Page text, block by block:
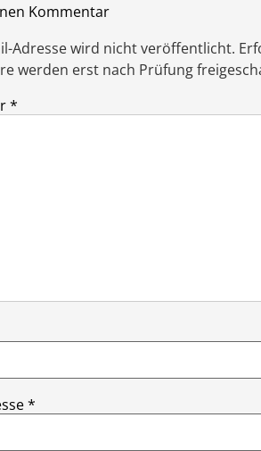
Kommentar
Adresse wird nicht veröffentlicht.
werden erst nach Prüfung
*
*